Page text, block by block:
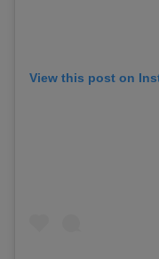
View this post on